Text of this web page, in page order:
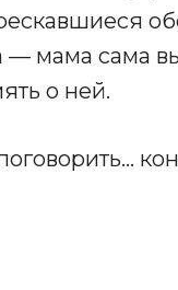
— мама сама
о ней.